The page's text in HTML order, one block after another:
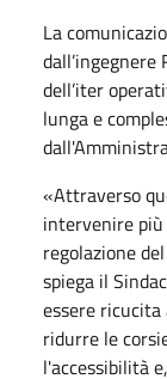
La
dall’ingegnere
dell’iter
lunga e
«Attraverso
intervenire
regolazione
spiega il
essere
ridurre le
l'accessibilità